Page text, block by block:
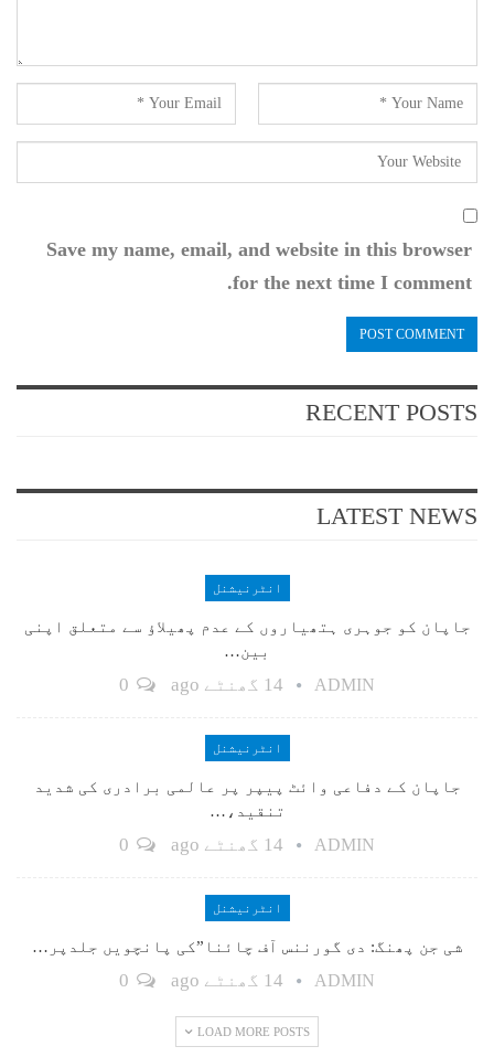
Save my name, email, and website in this browser
for the next time I comment.
RECENT POSTS
LATEST NEWS
انٹرنیشنل
جاپان کو جوہری ہتھیاروں کے عدم پھیلاؤ سے متعلق اپنی
بین…
ADMIN 14 گھنٹے ago
انٹرنیشنل
جاپان کے دفاعی وائٹ پیپر پر عالمی برادری کی شدید
تنقید،…
ADMIN 14 گھنٹے ago
انٹرنیشنل
شی جن پھنگ: دی گورننس آف چائنا”کی پانچویں جلدپر…
ADMIN 14 گھنٹے ago
LOAD MORE POSTS